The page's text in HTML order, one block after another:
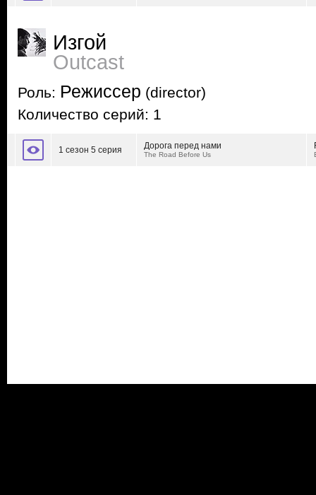
Изгой
Outcast
Роль: Режиссер (director)
Количество серий: 1
1 сезон 5 серия Дорога перед нами
The Road Before Us